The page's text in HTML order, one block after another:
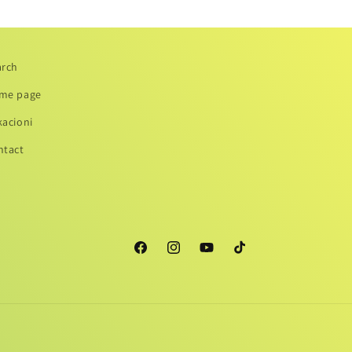
page
FacebookInstagramYouTubeTikTok